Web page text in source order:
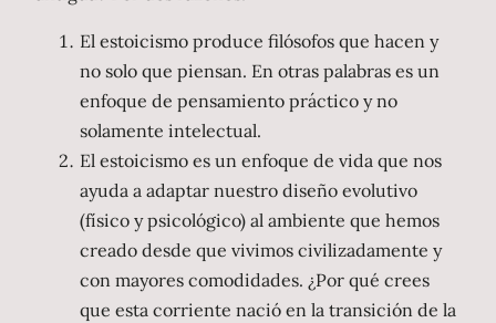
El estoicismo produce filósofos que hacen y
no solo que piensan. En otras palabras es un
enfoque de pensamiento práctico y no
solamente intelectual.
El estoicismo es un enfoque de vida que nos
ayuda a adaptar nuestro diseño evolutivo
(físico y psicológico) al ambiente que hemos
creado desde que vivimos civilizadamente y
con mayores comodidades. ¿Por qué crees
que esta corriente nació en la transición de la